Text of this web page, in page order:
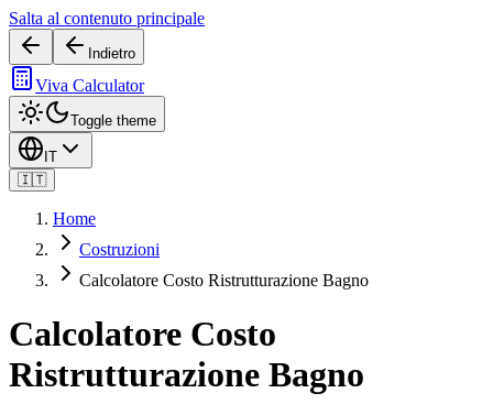
Salta al contenuto principale
Indietro
Viva Calculator
Toggle theme
IT
🇮🇹
Home
Costruzioni
Calcolatore Costo Ristrutturazione Bagno
Calcolatore Costo
Ristrutturazione Bagno